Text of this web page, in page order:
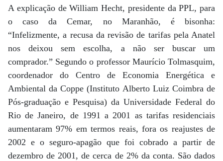
A explicação de William Hecht, presidente da PPL, para
o caso da Cemar, no Maranhão, é bisonha:
“Infelizmente, a recusa da revisão de tarifas pela Anatel
nos deixou sem escolha, a não ser buscar um
comprador.” Segundo o professor Maurício Tolmasquim,
coordenador do Centro de Economia Energética e
Ambiental da Coppe (Instituto Alberto Luiz Coimbra de
Pós-graduação e Pesquisa) da Universidade Federal do
Rio de Janeiro, de 1991 a 2001 as tarifas residenciais
aumentaram 97% em termos reais, fora os reajustes de
2002 e o seguro-apagão que foi cobrado a partir de
dezembro de 2001, de cerca de 2% da conta. São dados